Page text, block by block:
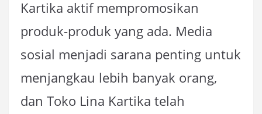
Kartika aktif mempromosikan
produk-produk yang ada. Media
sosial menjadi sarana penting untuk
menjangkau lebih banyak orang,
dan Toko Lina Kartika telah